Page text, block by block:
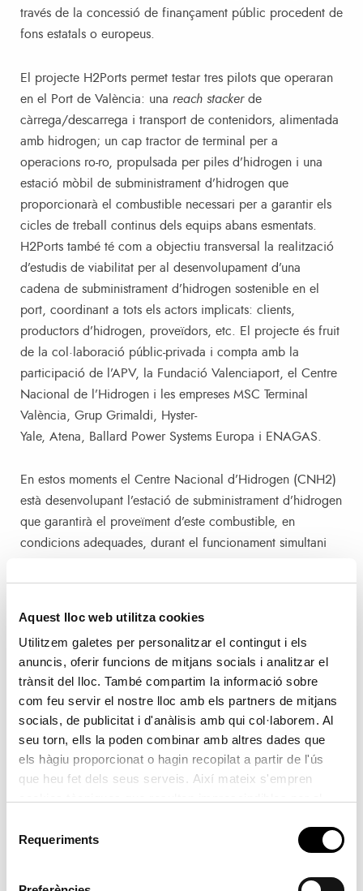
Aquest lloc web utilitza cookies
Utilitzem galetes per personalitzar el contingut i els
anuncis, oferir funcions de mitjans socials i analitzar el
trànsit del lloc. També compartim la informació sobre
com feu servir el nostre lloc amb els partners de mitjans
socials, de publicitat i d'anàlisis amb qui col·laborem. Al
seu torn, ells la poden combinar amb altres dades que
els hàgiu proporcionat o hagin recopilat a partir de l'ús
que heu fet dels seus serveis. Així mateix s'empren
acceptació.
Requeriments
través de la concessió de finançament públic procedent de
fons estatals o europeus.
El projecte H2Ports permet testar tres pilots que operaran
en el Port de València: una reach stackerde
càrrega/descarrega i transport de contenidors, alimentada
amb hidrogen; un cap tractor de terminal per a
operacions ro-ro, propulsada per piles d’hidrogen i una
estació mòbil de subministrament d’hidrogen que
proporcionarà el combustible necessari per a garantir els
cicles de treball continus dels equips abans esmentats.
H2Ports també té com a objectiu transversal la realització
d’estudis de viabilitat per al desenvolupament d’una
cadena de subministrament d’hidrogen sostenible en el
port, coordinant a tots els actors implicats: clients,
productors d’hidrogen, proveïdors, etc. El projecte és fruit
de la col·laboració públic-privada i compta amb la
participació de l’APV, la Fundació Valenciaport, el Centre
Nacional de l’Hidrogen i les empreses MSC Terminal
València, Grup Grimaldi, Hyster-
Yale, Atena, Ballard Power Systems Europa i ENAGAS.
En estos moments el Centre Nacional d’Hidrogen (CNH2)
està desenvolupant l’estació de subministrament d’hidrogen
que garantirà el proveïment d’este combustible, en
condicions adequades, durant el funcionament simultani
una Reach Stacker, per a MSC Terminal València, i un cap
Grup Grimaldi, totes dues propulsades per piles de
combustible.
La iniciativa, que compta amb una inversió total de 4
milions d’euros i és finançat pel programa
Fuel Cell and Hydrogen Joint Undertaking (FCH DJ.),
provarà i validarà les tecnologies d’hidrogen sobre
maquinària portuària amb l’objectiu de comptar amb
emissions locals. H2Ports ha sigut reconegut
GREEN4SEA Port Award 2019 en matèria mig ambiental.